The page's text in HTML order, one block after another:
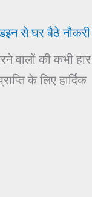
से घर बैठे नौकरी
वालों की कभी हार
के लिए हार्दिक